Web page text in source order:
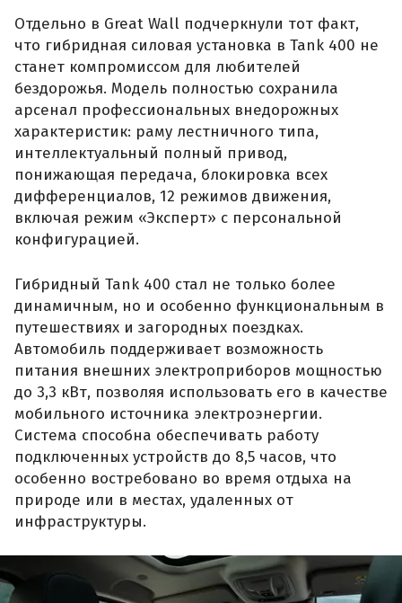
Отдельно в Great Wall подчеркнули тот факт,
что гибридная силовая установка в Tank 400 не
станет компромиссом для любителей
бездорожья. Модель полностью сохранила
арсенал профессиональных внедорожных
характеристик: раму лестничного типа,
интеллектуальный полный привод,
понижающая передача, блокировка всех
дифференциалов, 12 режимов движения,
включая режим «Эксперт» с персональной
конфигурацией.
Гибридный Tank 400 стал не только более
динамичным, но и особенно функциональным в
путешествиях и загородных поездках.
Автомобиль поддерживает возможность
питания внешних электроприборов мощностью
до 3,3 кВт, позволяя использовать его в качестве
мобильного источника электроэнергии.
Система способна обеспечивать работу
подключенных устройств до 8,5 часов, что
особенно востребовано во время отдыха на
природе или в местах, удаленных от
инфраструктуры.